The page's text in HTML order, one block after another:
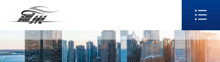
网站首页
关于我们
产品展示